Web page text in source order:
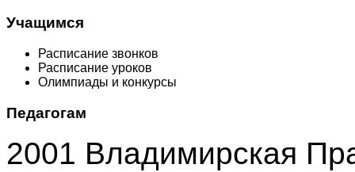
Учащимся
Расписание звонков
Расписание уроков
Олимпиады и конкурсы
Педагогам
2001 Владимирская